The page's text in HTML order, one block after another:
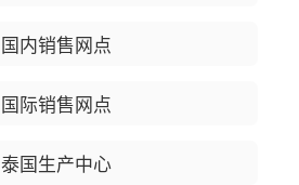
国内销售网点
国际销售网点
泰国生产中心